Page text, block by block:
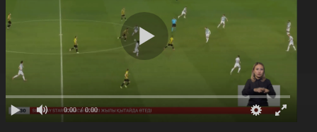
0:00 / 0:00